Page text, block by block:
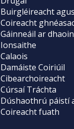
Buirgléireacht
Coireacht
Gáinneáil ar
Ionsaithe
Calaois
Damáiste Coiriúil
Cibearchoireacht
Cúrsaí Tráchta
Dúshaothrú páistí
Coireacht fuath